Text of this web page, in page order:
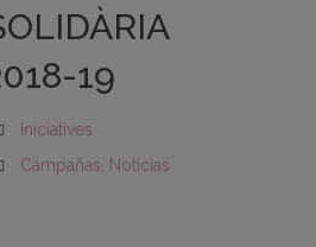
19
Iniciatives
Campañas
Noticias